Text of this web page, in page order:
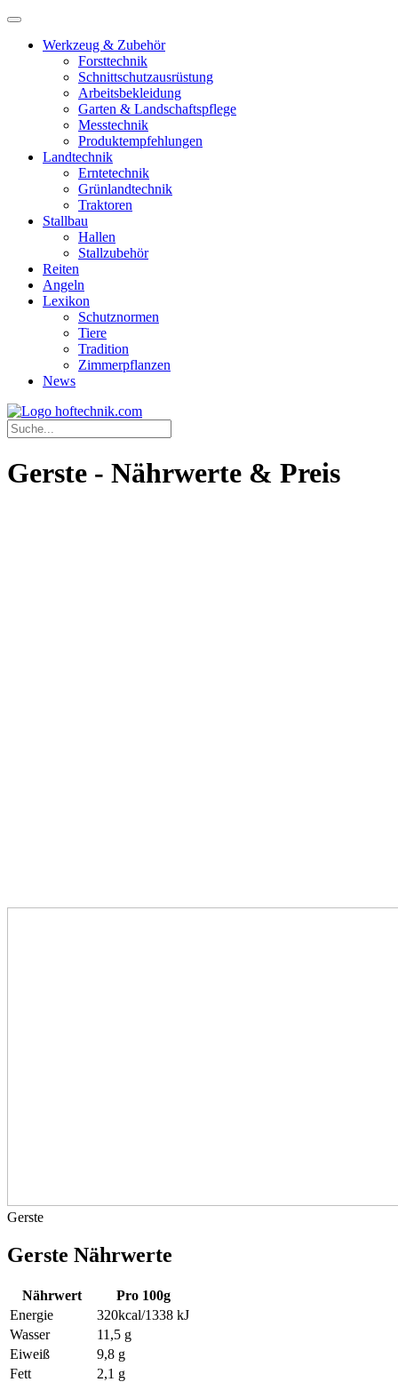
Werkzeug & Zubehör
Forsttechnik
Schnittschutzausrüstung
Arbeitsbekleidung
Garten & Landschaftspflege
Messtechnik
Produktempfehlungen
Landtechnik
Erntetechnik
Grünlandtechnik
Traktoren
Stallbau
Hallen
Stallzubehör
Reiten
Angeln
Lexikon
Schutznormen
Tiere
Tradition
Zimmerpflanzen
News
Gerste - Nährwerte & Preis
Gerste
Gerste Nährwerte
Nährwert
Pro 100g
Energie
320kcal/1338 kJ
Wasser
11,5 g
Eiweiß
9,8 g
Fett
2,1 g